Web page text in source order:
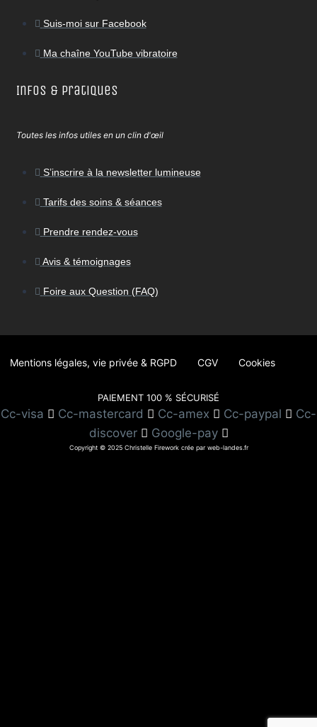
Suis-moi sur Facebook
Ma chaîne YouTube vibratoire
Infos & Pratiques
Toutes les infos utiles en un clin d'œil
S’inscrire à la newsletter lumineuse
Tarifs des soins & séances
Prendre rendez-vous
Avis & témoignages
Foire aux Question (FAQ)
Mentions légales, vie privée & RGPD CGV Cookies
PAIEMENT 100 % SÉCURISÉ
Cc-visa Cc-mastercard Cc-amex Cc-paypal
Cc-
discover
Google-pay
Copyright © 2025 Christelle Firework crée par web-landes.fr